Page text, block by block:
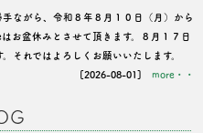
ながら、令和８年８月１０日（月）から
お盆休みとさせて頂きます。８月１７日
それではよろしくお願いいたします。
[2026-08-01] more・・